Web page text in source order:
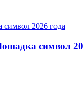
символ